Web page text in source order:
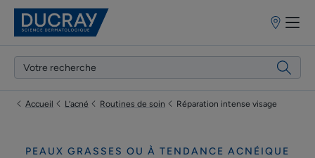
Points
vente
Accueil L’acné Routines de soin Réparation intense visage
PEAUX GRASSES OU À TENDANCE ACNÉIQUE